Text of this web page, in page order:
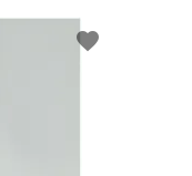
favorite